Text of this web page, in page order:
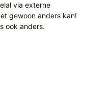
via externe
gewoon anders kan!
ook anders.